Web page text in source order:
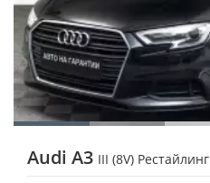
Audi A3 III (8V) Рестайлинг